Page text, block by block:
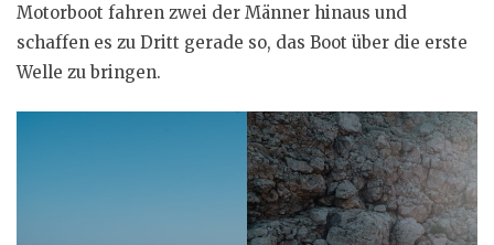
Motorboot fahren zwei der Männer hinaus und
schaffen es zu Dritt gerade so, das Boot über die erste
Welle zu bringen.